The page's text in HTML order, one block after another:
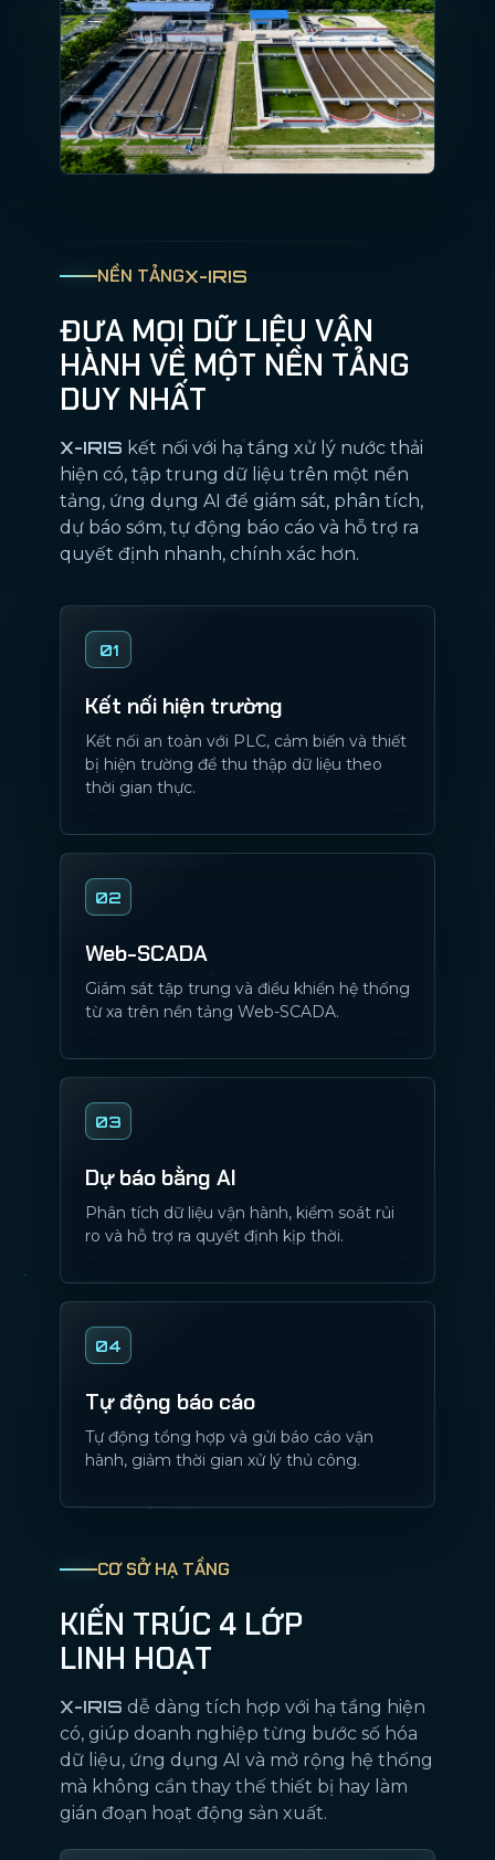
NỀN TẢNGX-IRIS
ĐƯA MỌI DỮ LIỆU VẬN
HÀNH VỀ MỘT NỀN TẢNG
DUY NHẤT
X-IRIS kết nối với hạ tầng xử lý nước thải
hiện có, tập trung dữ liệu trên một nền
tảng, ứng dụng AI để giám sát, phân tích,
dự báo sớm, tự động báo cáo và hỗ trợ ra
quyết định nhanh, chính xác hơn.
01
Kết nối hiện trường
Kết nối an toàn với PLC, cảm biến và thiết
bị hiện trường để thu thập dữ liệu theo
thời gian thực.
02
Web-SCADA
Giám sát tập trung và điều khiển hệ thống
từ xa trên nền tảng Web-SCADA.
03
Dự báo bằng AI
Phân tích dữ liệu vận hành, kiểm soát rủi
ro và hỗ trợ ra quyết định kịp thời.
04
Tự động báo cáo
Tự động tổng hợp và gửi báo cáo vận
hành, giảm thời gian xử lý thủ công.
CƠ SỞ HẠ TẦNG
KIẾN TRÚC 4 LỚP
LINH HOẠT
X-IRIS dễ dàng tích hợp với hạ tầng hiện
có, giúp doanh nghiệp từng bước số hóa
dữ liệu, ứng dụng AI và mở rộng hệ thống
mà không cần thay thế thiết bị hay làm
gián đoạn hoạt động sản xuất.